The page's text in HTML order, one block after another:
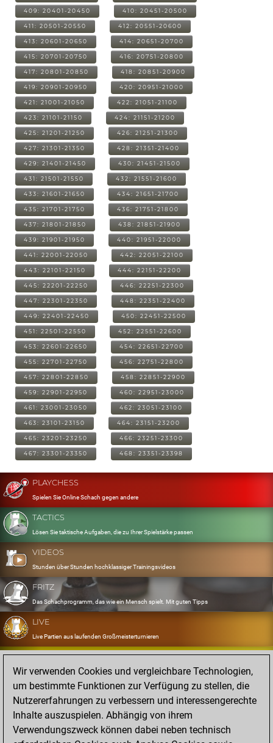
409: 20401-20450 410: 20451-20500
411: 20501-20550 412: 20551-20600
413: 20601-20650 414: 20651-20700
415: 20701-20750 416: 20751-20800
417: 20801-20850 418: 20851-20900
419: 20901-20950 420: 20951-21000
421: 21001-21050 422: 21051-21100
423: 21101-21150 424: 21151-21200
425: 21201-21250 426: 21251-21300
427: 21301-21350 428: 21351-21400
429: 21401-21450 430: 21451-21500
431: 21501-21550 432: 21551-21600
433: 21601-21650 434: 21651-21700
435: 21701-21750 436: 21751-21800
437: 21801-21850 438: 21851-21900
439: 21901-21950 440: 21951-22000
441: 22001-22050 442: 22051-22100
443: 22101-22150 444: 22151-22200
445: 22201-22250 446: 22251-22300
447: 22301-22350 448: 22351-22400
449: 22401-22450 450: 22451-22500
451: 22501-22550 452: 22551-22600
453: 22601-22650 454: 22651-22700
455: 22701-22750 456: 22751-22800
457: 22801-22850 458: 22851-22900
459: 22901-22950 460: 22951-23000
461: 23001-23050 462: 23051-23100
463: 23101-23150 464: 23151-23200
465: 23201-23250 466: 23251-23300
467: 23301-23350 468: 23351-23398
PLAYCHESS
Spielen Sie Online Schach gegen andere
TACTICS
Lösen Sie taktische Aufgaben, die zu Ihrer Spielstärke passen
VIDEOS
Stunden über Stunden hochklassiger Trainingsvideos
FRITZ
Das Schachprogramm, das wie ein Mensch spielt. Mit guten Tipps
LIVE
Live Partien aus laufenden Großmeisterturnieren
OPENINGS
Erfassen und Üben Sie Ihr Eröffnungsrepertoire
DATABASE
Acht Millionen starke Partien
MYGAMES
Speichern und analysieren Sie eigene Partien in der Cloud
Wir verwenden Cookies und vergleichbare Technologien,
um bestimmte Funktionen zur Verfügung zu stellen, die
Nutzererfahrungen zu verbessern und interessengerechte
Inhalte auszuspielen. Abhängig von ihrem
Verwendungszweck können dabei neben technisch